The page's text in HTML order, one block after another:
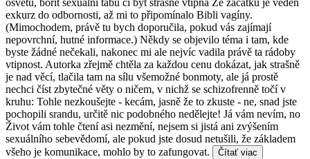
osvětu, bořit sexuální tabu či být strašně vtipná Ze začátku je veden
exkurz do odbornosti, až mi to připomínalo Bibli vagíny.
(Mimochodem, právě tu bych doporučila, pokud vás zajímají
nepovrchní, hutné informace.) Někdy se objevilo téma i tam, kde
byste žádné nečekali, nakonec mi ale nejvíc vadila právě ta rádoby
vtipnost. Autorka zřejmě chtěla za každou cenu dokázat, jak strašně
je nad věcí, tlačila tam na sílu všemožné bonmoty, ale já prostě
nechci číst zbytečné věty o ničem, v nichž se schizofrenně točí v
kruhu: Tohle nezkoušejte - kecám, jasně že to zkuste - ne, snad jste
pochopili srandu, určitě nic podobného nedělejte! Já vám nevím, no
Život vám tohle čtení asi nezmění, nejsem si jistá ani zvýšením
sexuálního sebevědomí, ale pokud jste dosud netušili, že základem
všeho je komunikace, mohlo by to zafungovat.
Čítať viac